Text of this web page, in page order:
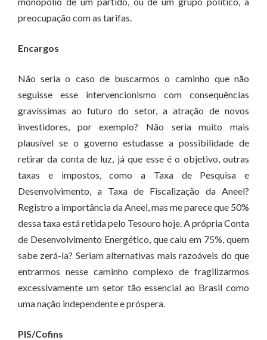
preocupação com as tarifas.
Encargos
Não seria o caso de buscarmos o caminho que não
seguisse esse intervencionismo com consequências
gravíssimas ao futuro do setor, a atração de novos
investidores, por exemplo? Não seria muito mais
plausível se o governo estudasse a possibilidade de
retirar da conta de luz, já que esse é o objetivo, outras
taxas e impostos, como a Taxa de Pesquisa e
Desenvolvimento, a Taxa de Fiscalização da Aneel?
Registro a importância da Aneel, mas me parece que 50%
dessa taxa está retida pelo Tesouro hoje. A própria Conta
de Desenvolvimento Energético, que caiu em 75%, quem
sabe zerá-la? Seriam alternativas mais razoáveis do que
entrarmos nesse caminho complexo de fragilizarmos
excessivamente um setor tão essencial ao Brasil como
uma nação independente e próspera.
PIS/Cofins